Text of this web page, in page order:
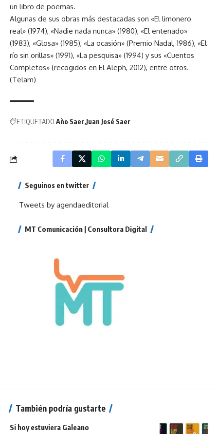
un libro de poemas.
Algunas de sus obras más destacadas son «El limonero
real» (1974), «Nadie nada nunca» (1980), «El entenado»
(1983), «Glosa» (1985), «La ocasión» (Premio Nadal, 1986), «El
rí­o sin orillas» (1991), «La pesquisa» (1994) y sus «Cuentos
Completos» (recogidos en El Aleph, 2012), entre otros.
(Telam)
ETIQUETADO Año Saer Juan José Saer
Seguinos en twitter
Tweets by agendaeditorial
MT Comunicación | Consultora Digital
También podría gustarte
Si hoy estuviera Galeano